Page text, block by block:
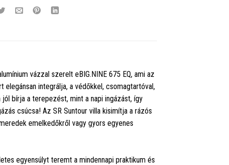
vázzal szerelt eBIG.NINE 675 EQ, ami az
elegánsan integrálja, a védőkkel, csomagtartóval,
bírja a terepezést, mint a napi ingázást, így
csúcsa! Az SR Suntour villa kisimítja a rázós
emelkedőkről vagy gyors egyenes
egyensúlyt teremt a mindennapi praktikum és